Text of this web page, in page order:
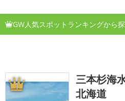
GW人気スポットランキングから探
1
三本杉海
北海道